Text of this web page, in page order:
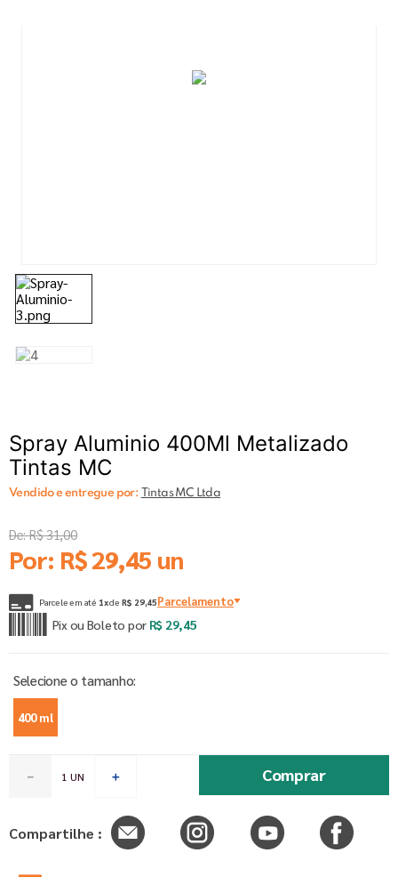
Spray Aluminio 400Ml Metalizado
Tintas MC
Vendido e entregue por: Tintas MC Ltda
De:R$31,00
Por: R$29,45 un
Parcele em até 1xde R$ 29,45Parcelamento
Pix ou Boleto por R$ 29,45
400 ml
＋
－ Comprar
Compartilhe :